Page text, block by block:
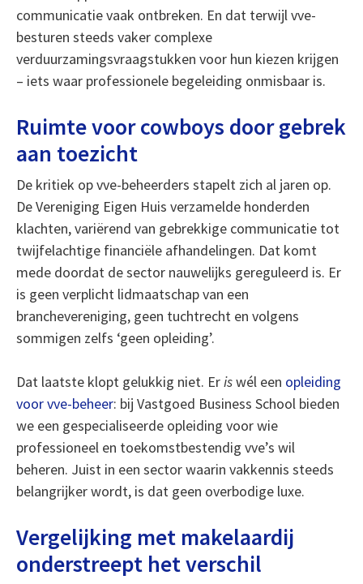
communicatie vaak ontbreken. En dat terwijl vve-
besturen steeds vaker complexe
verduurzamingsvraagstukken voor hun kiezen krijgen
– iets waar professionele begeleiding onmisbaar is.
Ruimte voor cowboys door gebrek
aan toezicht
De kritiek op vve-beheerders stapelt zich al jaren op.
De Vereniging Eigen Huis verzamelde honderden
klachten, variërend van gebrekkige communicatie tot
twijfelachtige financiële afhandelingen. Dat komt
mede doordat de sector nauwelijks gereguleerd is. Er
is geen verplicht lidmaatschap van een
branchevereniging, geen tuchtrecht en volgens
sommigen zelfs ‘geen opleiding’.
Dat laatste klopt gelukkig niet. Eriswél een opleiding
voor vve-beheer: bij Vastgoed Business School bieden
we een gespecialiseerde opleiding voor wie
professioneel en toekomstbestendig vve’s wil
beheren. Juist in een sector waarin vakkennis steeds
belangrijker wordt, is dat geen overbodige luxe.
Vergelijking met makelaardij
onderstreept het verschil